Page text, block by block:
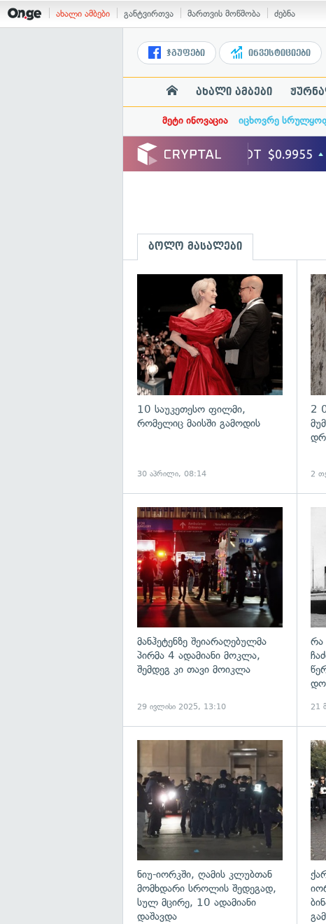
ახალი ამბები განტვირთვა მართვის მოწმობა ძებნა
ჯგუფები ინვესტიციები
ახალი ამბები
მეტი ინოვაცია იცხოვრე
ბოლო მასალები
10 საუკეთესო ფილმი,
რომელიც მაისში გამოდის
30 აპრილი, 08:14
2
2
მანჰეტენზე შეიარაღებულმა
პირმა 4 ადამიანი მოკლა,
შემდეგ კი თავი მოიკლა
29 ივლისი 2025, 13:10
რა
21
ნიუ-იორკში, ღამის კლუბთან
მომხდარი სროლის შედეგად,
სულ მცირე, 10 ადამიანი
დაშავდა